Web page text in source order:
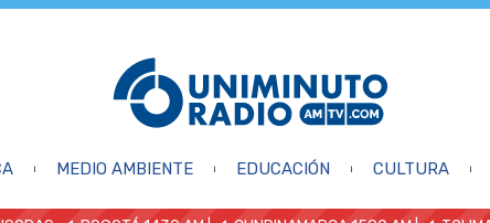
MEDIO AMBIENTE EDUCACIÓN CULTURA